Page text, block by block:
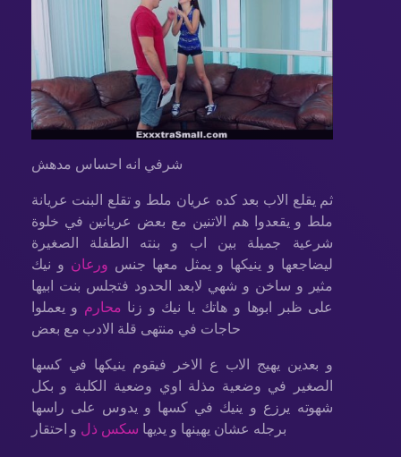
شرفي انه احساس مدهش
ثم يقلع الاب بعد كده عريان ملط و تقلع البنت عريانة
ملط و يقعدوا هم الاتنين مع بعض عريانين في خلوة
شرعية جميلة بين اب و بنته الطفلة الصغيرة
ليضاجعها و ينيكها و يمثل معها جنس ورعان و نيك
مثير و ساخن و شهي لابعد الحدود فتجلس بنت ابيها
على ظبر ابوها و هاتك يا نيك و زنا محارم و يعملوا
حاجات في منتهى قلة الادب مع بعض
و بعدين يهيج الاب ع الاخر فيقوم ينيكها في كسها
الصغير في وضعية مذلة اوي وضعية الكلبة و بكل
شهوته يرزع و ينيك في كسها و يدوس على راسها
برجله عشان يهينها و يديها سكس ذل و احتقار